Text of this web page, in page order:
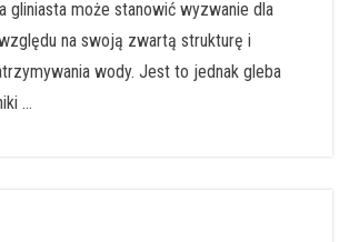
gliniasta może stanowić wyzwanie dla
na swoją zwartą strukturę i
wody. Jest to jednak gleba
…